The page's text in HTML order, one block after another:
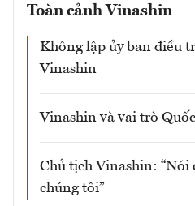
Toàn cảnh Vinashin
Không lập ủy ban điều
Vinashin
Vinashin và vai trò
Chủ tịch Vinashin: “Nói
chúng tôi”